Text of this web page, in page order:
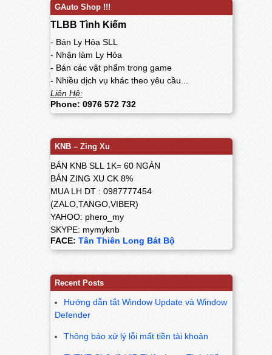
GAuto Shop !!!
TLBB Tình Kiếm
- Bán Ly Hỏa SLL
- Nhận làm Ly Hỏa
- Bán các vật phẩm trong game
- Nhiều dịch vụ khác theo yêu cầu...
Liên Hệ:
Phone: 0976 572 732
KNB – Zing Xu
BÁN KNB SLL 1K= 60 NGÀN
BÁN ZING XU CK 8%
MUA LH DT : 0987777454
(ZALO,TANGO,VIBER)
YAHOO: phero_my
SKYPE: mymyknb
FACE: Tân Thiên Long Bát Bộ
Recent Posts
Hướng dẫn tắt Window Update và Window
Defender
Thông báo xử lý lỗi mất tiền tài khoản